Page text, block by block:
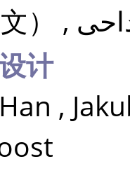
）
,
计
,